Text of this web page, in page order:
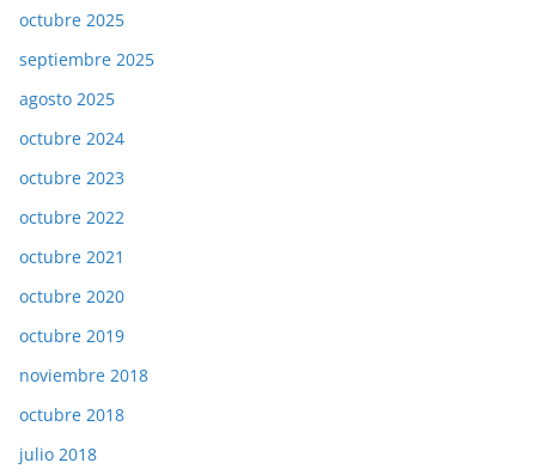
octubre 2025
septiembre 2025
agosto 2025
octubre 2024
octubre 2023
octubre 2022
octubre 2021
octubre 2020
octubre 2019
noviembre 2018
octubre 2018
julio 2018